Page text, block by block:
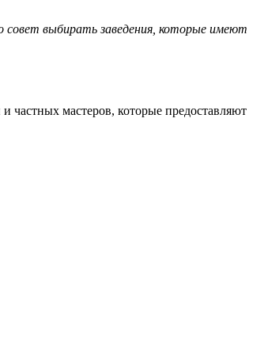
совет выбирать заведения, которые имеют
частных мастеров, которые предоставляют